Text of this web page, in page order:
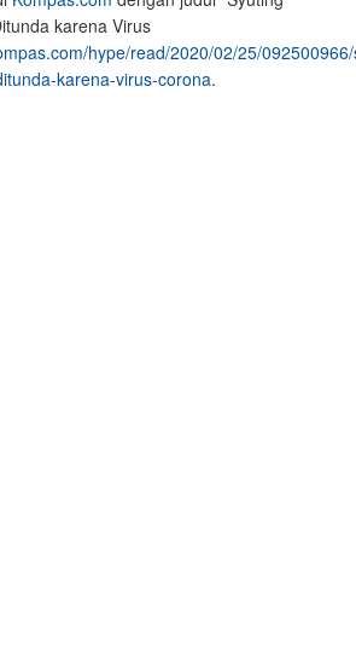
karena Virus
hype/read/2020/02/25/
karena-virus-corona.